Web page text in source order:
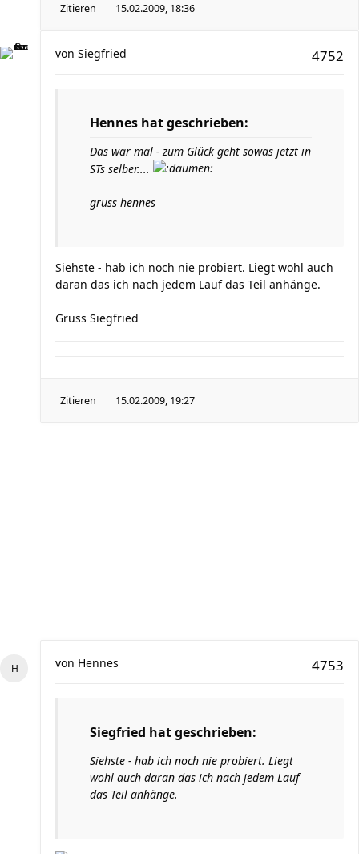
Zitieren 15.02.2009, 18:36
4752
von Siegfried
Hennes hat geschrieben:
Das war mal - zum Glück geht sowas jetzt in
STs selber....
gruss hennes
Siehste - hab ich noch nie probiert. Liegt wohl auch
daran das ich nach jedem Lauf das Teil anhänge.
Gruss Siegfried
Zitieren 15.02.2009, 19:27
4753
von Hennes
Siegfried hat geschrieben:
Siehste - hab ich noch nie probiert. Liegt
wohl auch daran das ich nach jedem Lauf
das Teil anhänge.